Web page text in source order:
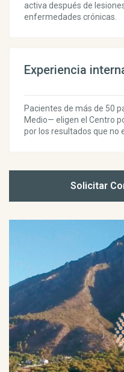
activa después de
enfermedades crónicas.
Experiencia
Pacientes de más de 50
Medio— eligen el Centro
por los resultados que no
Solicitar